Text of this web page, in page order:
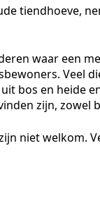
tiendhoeve,
waar een
Veel
bos en heide
zijn, zowel
niet welkom.